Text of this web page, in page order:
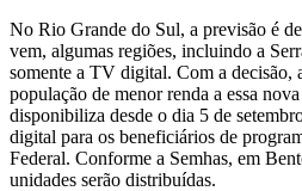
No Rio Grande do Sul, a previsão é
vem, algumas regiões, incluindo a
somente a TV digital. Com a decisão,
população de menor renda a essa
disponibiliza desde o dia 5 de
digital para os beneficiários de
Federal. Conforme a Semhas, em
unidades serão distribuídas.